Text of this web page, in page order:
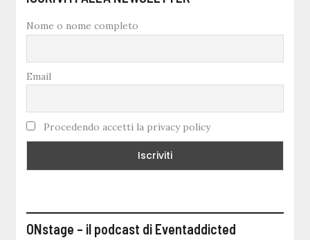
Nome o nome completo
Email
Procedendo accetti la privacy policy
ONstage – il podcast di Eventaddicted